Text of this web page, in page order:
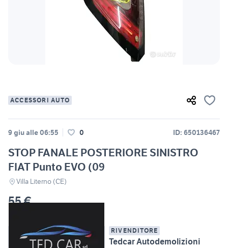
ACCESSORI AUTO
9 giu alle 06:55 0 ID: 650136467
STOP FANALE POSTERIORE SINISTRO
FIAT Punto EVO (09
Villa Literno (CE)
55 €
RIVENDITORE
Tedcar Autodemolizioni